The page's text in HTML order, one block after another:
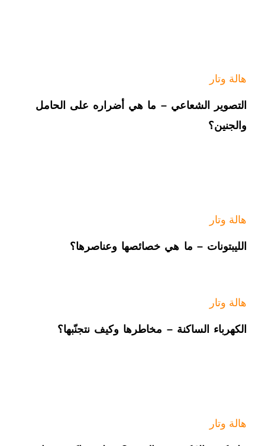
هالة وتار
التصوير الشعاعي – ما هي أضراره على الحامل
والجنين؟
هالة وتار
الليبتونات – ما هي خصائصها وعناصرها؟
هالة وتار
الكهرباء الساكنة – مخاطرها وكيف نتجنّبها؟
هالة وتار